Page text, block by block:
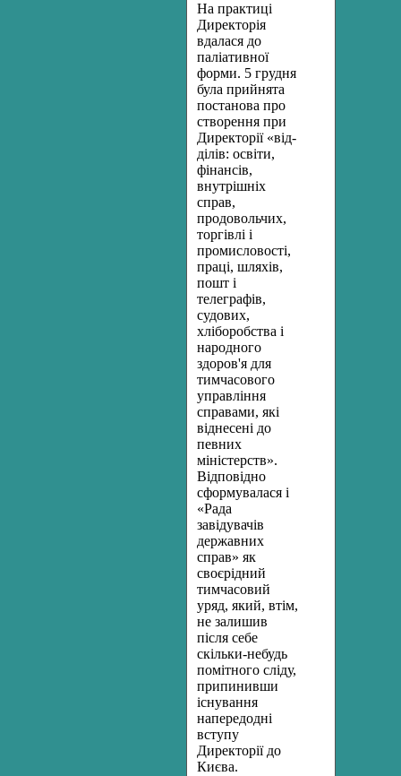
На практиці
Директорія
вдалася до
паліативної
форми. 5 груд­ня
була прийнята
постанова про
створення при
Директорії «від­
ділів: освіти,
фінансів,
внутрішніх
справ,
продовольчих,
торгівлі і
промисловості,
праці, шляхів,
пошт і
телеграфів,
судових,
хлібороб­ства і
народного
здоров'я для
тимчасового
управління
справами, які
віднесені до
певних
міністерств».
Відповідно
сформувалася і
«Рада
завідувачів
державних
справ» як
своєрідний
тимчасовий
уряд, який, втім,
не залишив
після себе
скільки-небудь
помітного сліду,
припинивши
існування
напередодні
вступу
Директорії до
Києва.